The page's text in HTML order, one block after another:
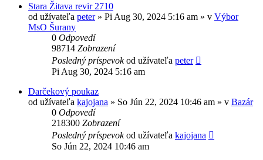
Stara Žitava revir 2710
od užívateľa peter» Pi Aug 30, 2024 5:16 am » v Výbor
MsO Šurany
0 Odpovedí
98714 Zobrazení
Posledný príspevokod užívateľa peter
Pi Aug 30, 2024 5:16 am
Darčekový poukaz
od užívateľa kajojana » So Jún 22, 2024 10:46 am » v Bazár
0 Odpovedí
218300 Zobrazení
Posledný príspevokod užívateľa kajojana
So Jún 22, 2024 10:46 am